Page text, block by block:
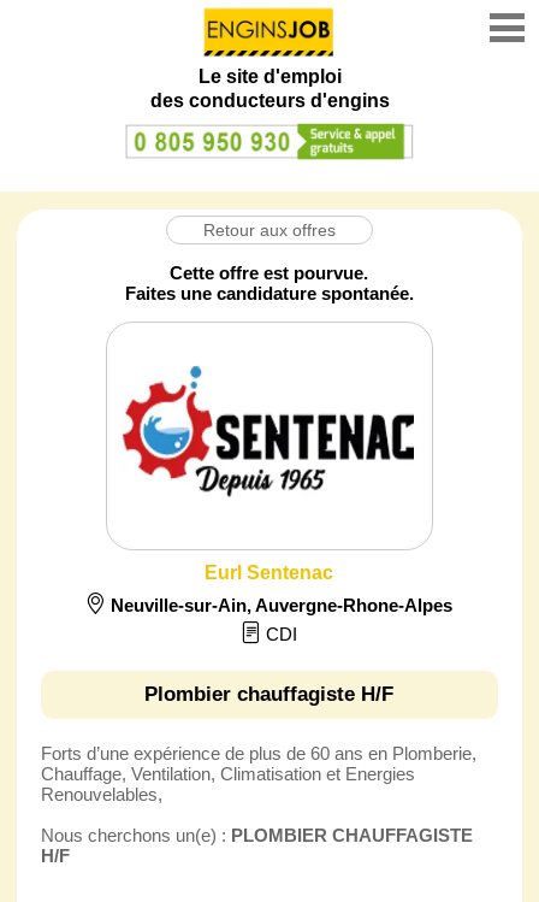
Le site d'emploi
des conducteurs d'engins
Retour aux offres
Cette offre est pourvue.
Faites une candidature spontanée.
Eurl Sentenac
Neuville-sur-Ain,Auvergne-Rhone-Alpes
CDI
Plombier chauffagiste H/F
Forts d’une expérience de plus de 60 ans en Plomberie,
Chauffage, Ventilation, Climatisation et Energies
Renouvelables,
Nous cherchons un(e) : PLOMBIER CHAUFFAGISTE
H/F